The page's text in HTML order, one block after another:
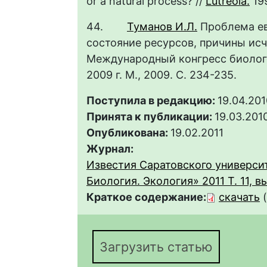
44. Туманов И.Л. Проблема
состояние ресурсов, причины
Международный конгресс
2009 г. М., 2009. С. 234-
Поступила в редакцию:
Принята к публикации:
Опубликована: 19.02.2011
Журнал:
Известия Саратовского
Биология. Экология» 2011 Т. 11,
Краткое содержание:
скачать
Загрузить статью